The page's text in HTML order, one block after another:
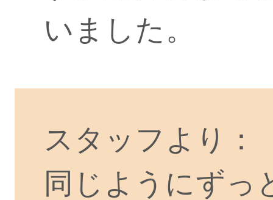
いました。
スタッフより：
同じようにずっ